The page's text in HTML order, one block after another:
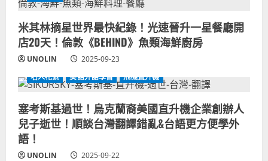
米其林摘星世界最快紀錄！光速晉升一星餐廳開
店20天！倫敦《BEHIND》魚類海鮮廚房
UNOLIN
2025-09-23
名人花絮
美語外語學習 飛機直升機
塞考斯基過世！烏克蘭裔美國直升機企業創辦人
兒子逝世！順談台灣翻譯錯亂&台語更方便學外
語！
UNOLIN 2025-09-22